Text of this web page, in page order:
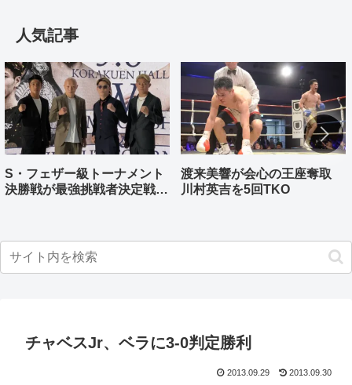
人気記事
S・フェザー級トーナメント
決勝戦が最強挑戦者決定戦兼
渡来美響が会心の王座奪取
川村英吉を5回TKO
チャベスJr、ベラに3-0判定勝利
2013.09.29 2013.09.30